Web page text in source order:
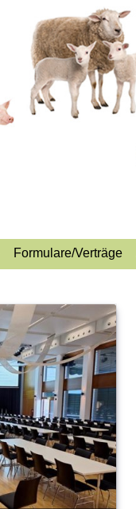
Formulare/Verträge